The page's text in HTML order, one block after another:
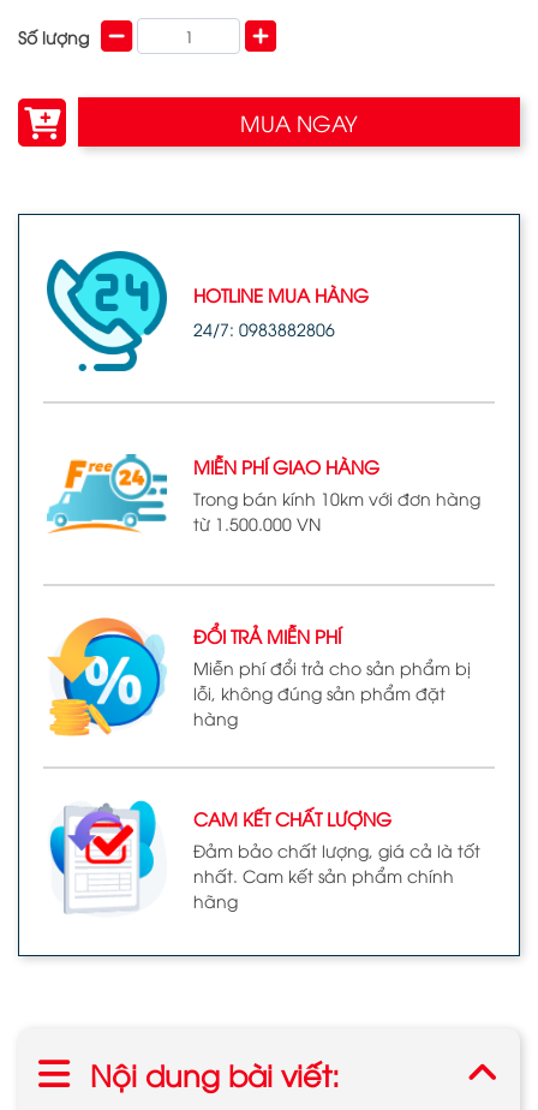
Số lượng
MUA NGAY
HOTLINE MUA HÀNG
24/7: 0983882806
MIỄN PHÍ GIAO HÀNG
Trong bán kính 10km với đơn hàng
từ 1.500.000 VN
ĐỔI TRẢ MIỄN PHÍ
Miễn phí đổi trả cho sản phẩm bị
lỗi, không đúng sản phẩm đặt
hàng
CAM KẾT CHẤT LƯỢNG
Đảm bảo chất lượng, giá cả là tốt
nhất. Cam kết sản phẩm chính
hãng
Nội dung bài viết: